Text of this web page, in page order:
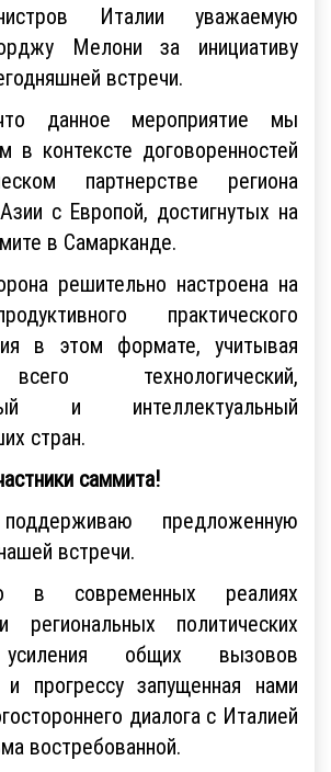
Италии уважаемую
Мелони за инициативу
встречи.
данное мероприятие мы
в контексте договоренностей
партнерстве региона
с Европой, достигнутых на
в Самарканде.
решительно настроена на
практического
в этом формате, учитывая
технологический,
и интеллектуальный
стран.
саммита!
предложенную
встречи.
в современных реалиях
региональных политических
усиления общих вызовов
и прогрессу запущенная нами
диалога с Италией
востребованной.